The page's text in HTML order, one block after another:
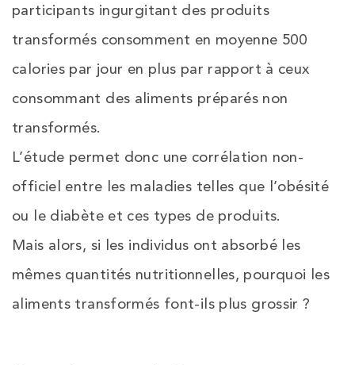
participants ingurgitant des produits
transformés consomment en moyenne 500
calories par jour en plus par rapport à ceux
consommant des aliments préparés non
transformés.
L’étude permet donc une corrélation non-
officiel entre les maladies telles que l’obésité
ou le diabète et ces types de produits.
Mais alors, si les individus ont absorbé les
mêmes quantités nutritionnelles, pourquoi les
aliments transformés font-ils plus grossir ?